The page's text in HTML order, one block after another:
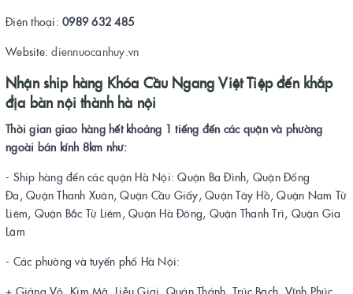
Điện thoại: 0989 632 485
Website:diennuocanhuy.vn
Nhận ship hàng Khóa Cầu Ngang Việt Tiệp đến khắp
địa bàn nội thành hà nội
Thời gian giao hàng hết khoảng 1 tiếng đến các quận và phường
ngoài bán kính 8km như:
- Ship hàng đến các quận Hà Nội: Quận Ba Đình, Quận Đống
Đa, Quận Thanh Xuân, Quận Cầu Giấy, Quận Tây Hồ, Quận Nam Từ
Liêm, Quận Bắc Từ Liêm, Quận Hà Đông, Quận Thanh Trì, Quận Gia
Lâm
- Các phường và tuyến phố Hà Nội:
+ Giảng Võ, Kim Mã, Liễu Giai, Quán Thánh, Trúc Bạch, Vĩnh Phúc,